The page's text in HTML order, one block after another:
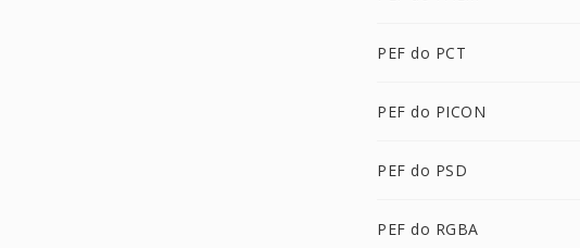
PEF do PCT
PEF do PICON
PEF do PSD
PEF do RGBA